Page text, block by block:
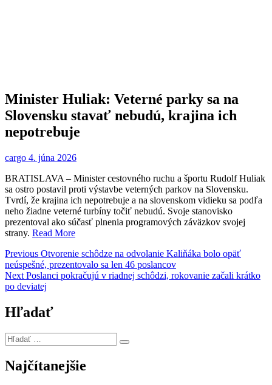
Minister Huliak: Veterné parky sa na
Slovensku stavať nebudú, krajina ich
nepotrebuje
cargo 4. júna 2026
BRATISLAVA – Minister cestovného ruchu a športu Rudolf Huliak
sa ostro postavil proti výstavbe veterných parkov na Slovensku.
Tvrdí, že krajina ich nepotrebuje a na slovenskom vidieku sa podľa
neho žiadne veterné turbíny točiť nebudú. Svoje stanovisko
prezentoval ako súčasť plnenia programových záväzkov svojej
strany. Read More
Navigácia
v
článku
Previous Previous
post:
Otvorenie schôdze na odvolanie Kaliňáka bolo opäť
neúspešné, prezentovalo sa len 46 poslancov
Next Next
post:
Poslanci pokračujú v riadnej schôdzi, rokovanie začali krátko
po deviatej
Hľadať
Hľadať
…
Najčítanejšie